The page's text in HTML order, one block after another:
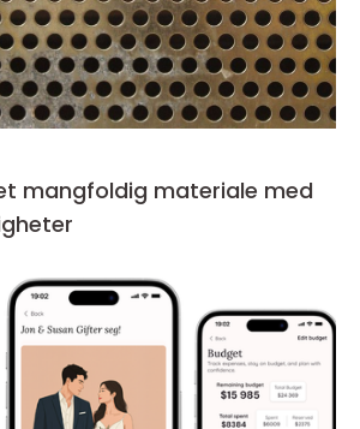
mangfoldig materiale med